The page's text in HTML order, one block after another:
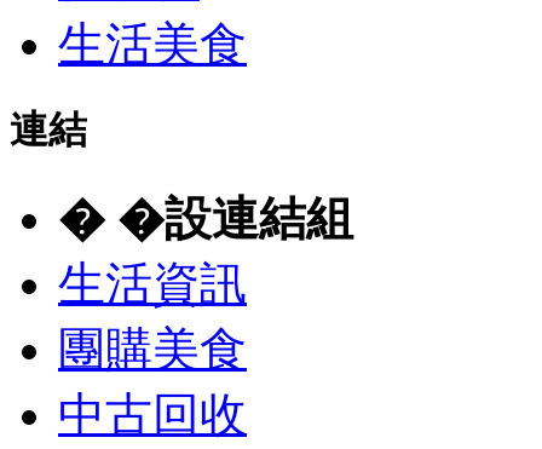
生活美食
連結
� �設連結組
生活資訊
團購美食
中古回收